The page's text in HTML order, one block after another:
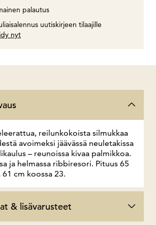
palautus
uutiskirjeen tilaajille
nyt
reilunkokoista silmukkaa
avoimeksi jäävässä neuletakissa
– reunoissa kivaa palmikkoa.
ja helmassa ribbiresori. Pituus 65
cm koossa 23.
& lisävarusteet